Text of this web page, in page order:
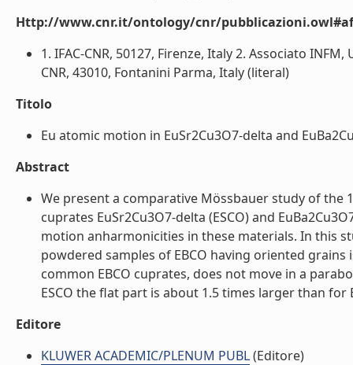
Http://www.cnr.it/ontology/cnr/
1. IFAC-CNR, 50127, Firenze, Italy 2. Associato
CNR, 43010, Fontanini Parma, Italy (literal)
Titolo
Eu atomic motion in EuSr2Cu3O7-delta and
Abstract
We present a comparative Mössbauer study of
cuprates EuSr2Cu3O7-delta (ESCO) and
motion anharmonicities in these materials. In this
powdered samples of EBCO having oriented grains
common EBCO cuprates, does not move in a
ESCO the flat part is about 1.5 times larger than for
Editore
KLUWER ACADEMIC/PLENUM PUBL(Editore)